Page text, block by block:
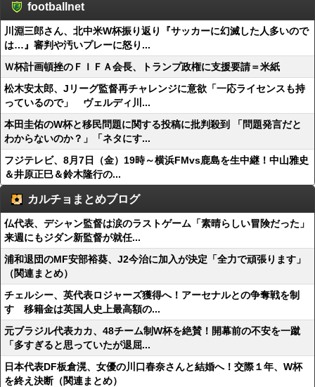
footballnet
川淵三郎さん、北中米W杯振り返り『サッカーに幻滅した人多いので
は…』審判や汚いプレーに怒り...
Ｗ杯計画頓挫のＦＩＦＡ会長、トランプ政権に支援要請＝米紙
松木安太郎、Jリーグ監督再チャレンジに意欲「一応ライセンスも持
っているので」 ヴェルディ川...
本田圭佑のW杯と移民問題に関する投稿に批判殺到 「問題発言だと
わからないのか？」「ネタにす...
フジテレビ、8月7日（金）19時～横浜FMvs鹿島を生中継！中山雅史
＆井原正巳＆鈴木隆行の...
カルチョまとめブログ
仏代表、デシャン監督は涙のラストゲーム「素晴らしい冒険だった」
来週にもジダン新監督が就任...
浦和退団のMF安部裕葵、J2今治に加入が決定「全力で頑張ります」
（関連まとめ）
チェルシー、英代表ロジャーズ獲得へ！アーセナルとの争奪戦を制
す 移籍金は英国人史上最高額の...
元ブラジル代表カカ、48チーム制W杯を絶賛！開幕前の不安を一蹴
「多すぎると思っていたが退屈...
日本代表DF板倉滉、女優の川口春奈さんと結婚へ！交際１年、W杯
を終え決断（関連まとめ）